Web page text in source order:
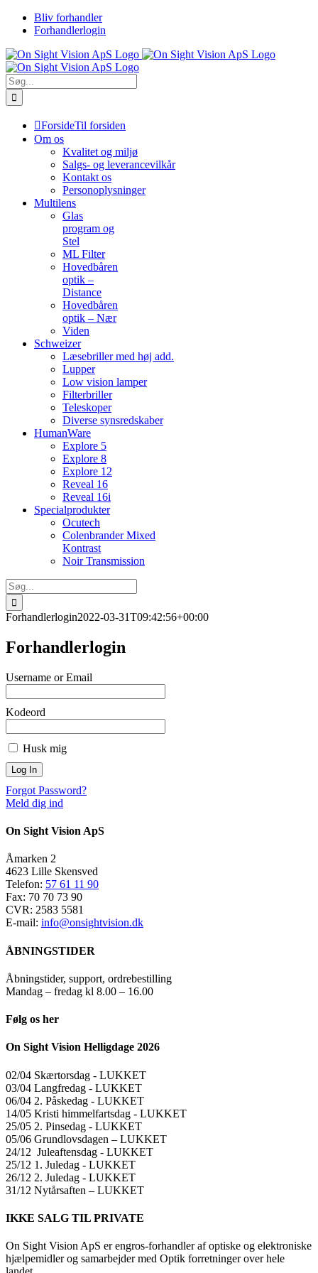
Skip
Bliv forhandler
Forhandlerlogin
Søg
efter:
ForsideTil forsiden
Om os
Kvalitet og miljø
Salgs- og leverancevilkår
Kontakt os
Personoplysninger
Multilens
Glas
program og
Stel
ML Filter
Hovedbåren
optik –
Distance
Hovedbåren
optik – Nær
Viden
Schweizer
Læsebriller med høj add.
Lupper
Low vision lamper
Filterbriller
Teleskoper
Diverse synsredskaber
HumanWare
Explore 5
Explore 8
Explore 12
Reveal 16
Reveal 16i
Specialprodukter
Ocutech
Colenbrander Mixed
Kontrast
Noir Transmission
Søg
efter:
Forhandlerlogin2022-03-31T09:42:56+00:00
Forhandlerlogin
Username or Email
Kodeord
Husk mig
Forgot Password?
Meld dig ind
On Sight Vision ApS
Åmarken 2
4623 Lille Skensved
Telefon: 57 61 11 90
Fax: 70 70 73 90
CVR: 2583 5581
E-mail: info@onsightvision.dk
ÅBNINGSTIDER
Åbningstider, support, ordrebestilling
Mandag – fredag kl 8.00 – 16.00
Følg os her
On Sight Vision Helligdage 2026
02/04 Skærtorsdag ​​- LUKKET
03/04 Langfredag ​​- LUKKET
06/04 2. Påskedag ​​- LUKKET
14/05 Kristi himmelfartsdag ​​- LUKKET
25/05 2. Pinsedag ​​- LUKKET
05/06 Grundlovsdagen – LUKKET
24/12 Juleaftensdag ​​- LUKKET
25/12 1. Juledag ​​- LUKKET
26/12 2. Juledag ​​- LUKKET
31/12 Nytårsaften – LUKKET
IKKE SALG TIL PRIVATE
On Sight Vision ApS er engros-forhandler af optiske og elektroniske
hjælpemidler og samarbejder med Optik forretninger over hele